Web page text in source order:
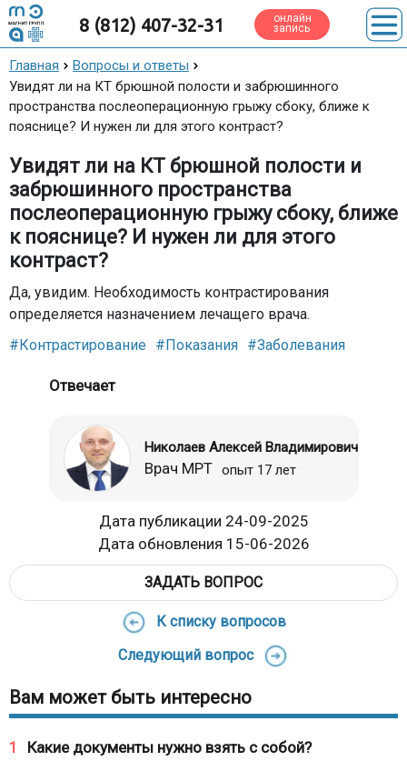
8 (812) 407-32-31 онлайн
запись
Главная
Вопросы и ответы
Увидят ли на КТ брюшной полости и забрюшинного
пространства послеоперационную грыжу сбоку, ближе к
пояснице? И нужен ли для этого контраст?
Увидят ли на КТ брюшной полости и
забрюшинного пространства
послеоперационную грыжу сбоку, ближе
к пояснице? И нужен ли для этого
контраст?
Да, увидим. Необходимость контрастирования
определяется назначением лечащего врача.
#Контрастирование #Показания #Заболевания
Отвечает
Николаев Алексей Владимирович
Врач МРТ опыт 17 лет
Дата публикации 24-09-2025
Дата обновления 15-06-2026
ЗАДАТЬ ВОПРОС
К списку вопросов
Следующий вопрос
Вам может быть интересно
1 Какие документы нужно взять с собой?